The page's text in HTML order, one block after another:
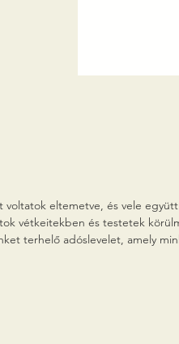
eltemetve, és vele
vétkeitekben és testetek
terhelő adóslevelet, amely